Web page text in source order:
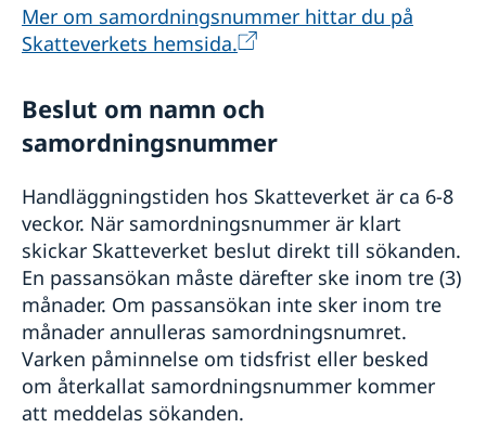
Mer om samordningsnummer hittar du på
Skatteverkets hemsida.
Beslut om namn och
samordningsnummer
Handläggningstiden hos Skatteverket är ca 6-8
veckor. När samordningsnummer är klart
skickar Skatteverket beslut direkt till sökanden.
En passansökan måste därefter ske inom tre (3)
månader. Om passansökan inte sker inom tre
månader annulleras samordningsnumret.
Varken påminnelse om tidsfrist eller besked
om återkallat samordningsnummer kommer
att meddelas sökanden.